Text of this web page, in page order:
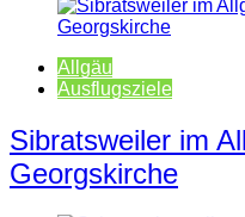
Allgäu
Ausflugsziele
Sibratsweiler im
Georgskirche